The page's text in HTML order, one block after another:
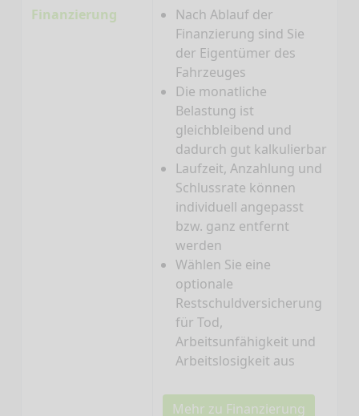
Finanzierung
Nach Ablauf der
Finanzierung sind Sie
der Eigentümer des
Fahrzeuges
Die monatliche
Belastung ist
gleichbleibend und
dadurch gut kalkulierbar
Laufzeit, Anzahlung und
Schlussrate können
individuell angepasst
bzw. ganz entfernt
werden
Wählen Sie eine
optionale
Restschuldversicherung
für Tod,
Arbeitsunfähigkeit und
Arbeitslosigkeit aus
Mehr zu Finanzierung